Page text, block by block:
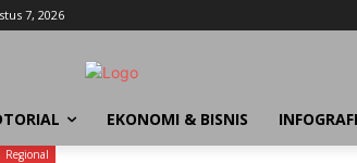
7, 2026
EKONOMI & BISNIS
Regional